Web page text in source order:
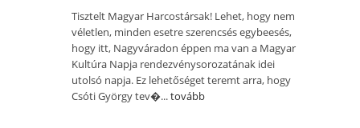
Tisztelt Magyar Harcostársak! Lehet, hogy nem
véletlen, minden esetre szerencsés egybeesés,
hogy itt, Nagyváradon éppen ma van a Magyar
Kultúra Napja rendezvénysorozatának idei
utolsó napja. Ez lehetőséget teremt arra, hogy
Csóti György tev�...tovább